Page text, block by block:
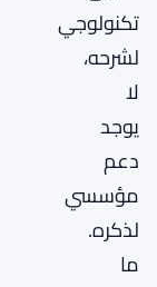
تكنولوجي
لشرحه،
لا
يوجد
دعم
مؤسسي
لذكره.
ما